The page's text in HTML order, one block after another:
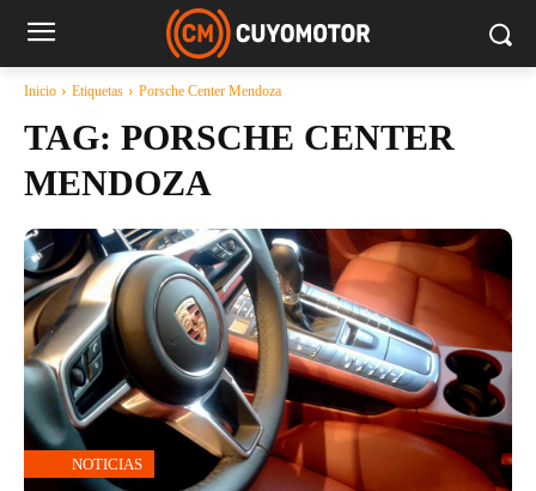
Inicio Etiquetas Porsche Center Mendoza
TAG: PORSCHE CENTER
MENDOZA
NOTICIAS